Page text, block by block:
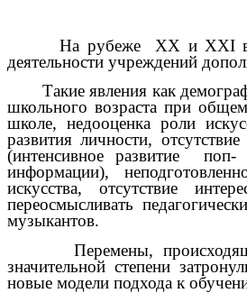
На рубеже XX и XXI веков
деятельности учреждений
Такие явления как
школьного возраста при
школе, недооценка роли
развития личности,
(интенсивное развитие поп-
информации),
искусства, отсутствие
переосмысливать
музыкантов.
Перемены, происходящие
значительной степени
новые модели подхода к